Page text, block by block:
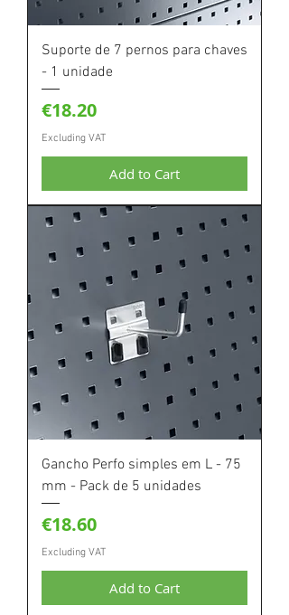
Suporte de 7 pernos para chaves
- 1 unidade
Price
€18.20
Excluding VAT
Add to Cart
Gancho Perfo simples em L - 75
mm - Pack de 5 unidades
Price
€18.60
Excluding VAT
Add to Cart